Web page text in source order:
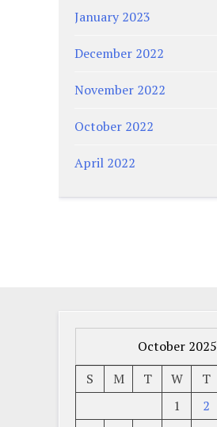
January 2023
December 2022
November 2022
October 2022
April 2022
October 2025
S
M T W T
1
2